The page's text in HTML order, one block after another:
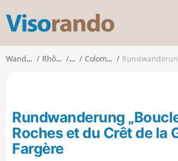
s
o
o
Wanderungen Rhône-Alpes LoireColombier (Loire) Rundwanderung „Boucle des
Rundwanderung
Roches et du Crêt de la
Fargère